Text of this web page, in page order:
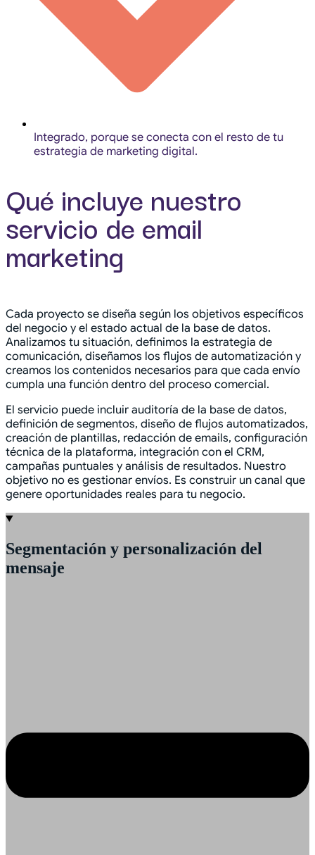
Integrado, porque se conecta con el resto de tu
estrategia de marketing digital.
Qué incluye nuestro
servicio de email
marketing
Cada proyecto se diseña según los objetivos específicos
del negocio y el estado actual de la base de datos.
Analizamos tu situación, definimos la estrategia de
comunicación, diseñamos los flujos de automatización y
creamos los contenidos necesarios para que cada envío
cumpla una función dentro del proceso comercial.
El servicio puede incluir auditoría de la base de datos,
definición de segmentos, diseño de flujos automatizados,
creación de plantillas, redacción de emails, configuración
técnica de la plataforma, integración con el CRM,
campañas puntuales y análisis de resultados. Nuestro
objetivo no es gestionar envíos. Es construir un canal que
genere oportunidades reales para tu negocio.
Segmentación y personalización del
mensaje